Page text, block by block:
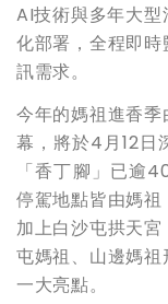
AI技術與多年大
化部署，全程即
訊需求。
今年的媽祖進香
幕，將於4月12日
「香丁腳」已逾
停駕地點皆由媽祖
加上白沙屯拱天
屯媽祖、山邊媽
一大亮點。